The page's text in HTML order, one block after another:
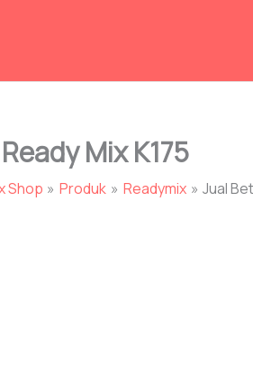
Mix K175
Shop Produk Readymix Jual